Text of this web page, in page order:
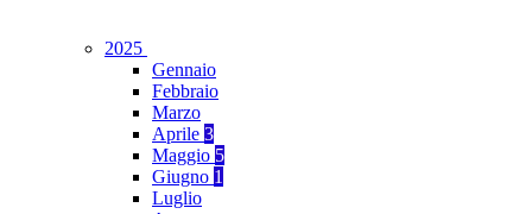
2025
Gennaio
Febbraio
Marzo
Aprile 3
Maggio 5
Giugno 1
Luglio